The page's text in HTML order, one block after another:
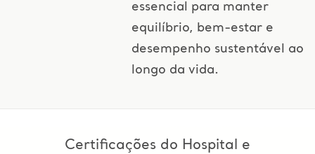
essencial para manter
equilíbrio, bem-estar e
desempenho sustentável ao
longo da vida.
Certificações do Hospital e